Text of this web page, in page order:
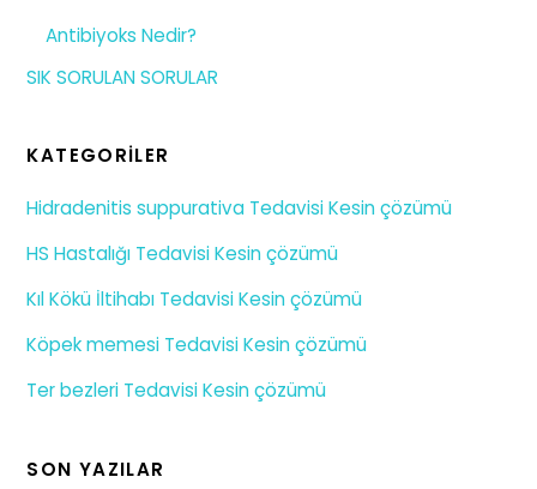
Antibiyoks Nedir?
SIK SORULAN SORULAR
KATEGORILER
Hidradenitis suppurativa Tedavisi Kesin çözümü
HS Hastalığı Tedavisi Kesin çözümü
Kıl Kökü İltihabı Tedavisi Kesin çözümü
Köpek memesi Tedavisi Kesin çözümü
Ter bezleri Tedavisi Kesin çözümü
SON YAZILAR